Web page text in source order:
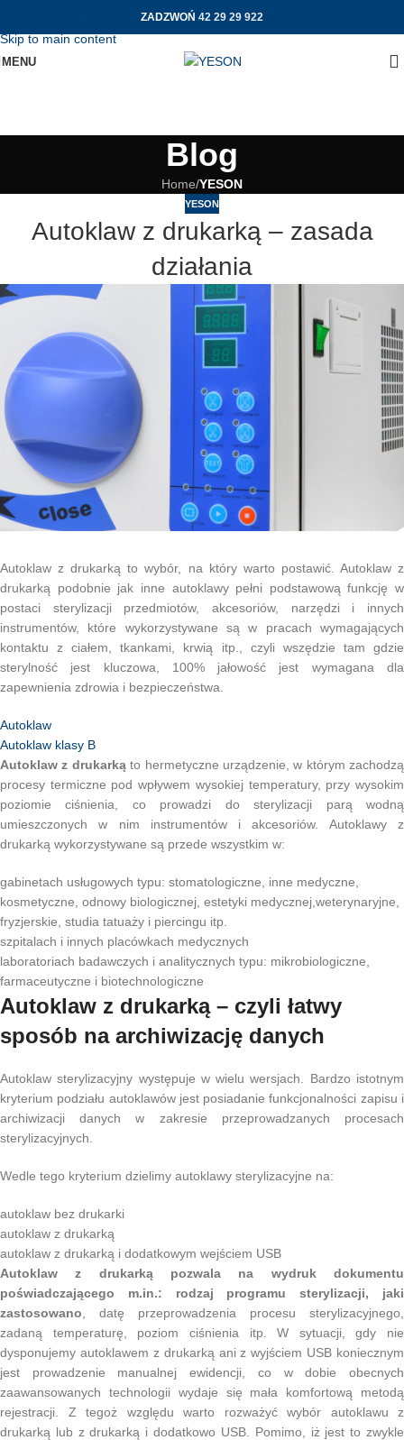
Skip to main content
ZADZWOŃ 42 29 29 922
MENU
Blog
Home/YESON
YESON
Autoklaw z drukarką – zasada
działania
Autoklaw z drukarką to wybór, na który warto postawić. Autoklaw z
drukarką podobnie jak inne autoklawy pełni podstawową funkcję w
postaci sterylizacji przedmiotów, akcesoriów, narzędzi i innych
instrumentów, które wykorzystywane są w pracach wymagających
kontaktu z ciałem, tkankami, krwią itp., czyli wszędzie tam gdzie
sterylność jest kluczowa, 100% jałowość jest wymagana dla
zapewnienia zdrowia i bezpieczeństwa.
Autoklaw
Autoklaw klasy B
Autoklaw z drukarkąto hermetyczne urządzenie, w którym zachodzą
procesy termiczne pod wpływem wysokiej temperatury, przy wysokim
poziomie ciśnienia, co prowadzi do sterylizacji parą wodną
umieszczonych w nim instrumentów i akcesoriów. Autoklawy z
drukarką wykorzystywane są przede wszystkim w:
gabinetach usługowych typu: stomatologiczne, inne medyczne,
kosmetyczne, odnowy biologicznej, estetyki medycznej,weterynaryjne,
fryzjerskie, studia tatuaży i piercingu itp.
szpitalach i innych placówkach medycznych
laboratoriach badawczych i analitycznych typu: mikrobiologiczne,
farmaceutyczne i biotechnologiczne
Autoklaw z drukarką – czyli łatwy
sposób na archiwizację danych
Autoklaw sterylizacyjny występuje w wielu wersjach. Bardzo istotnym
kryterium podziału autoklawów jest posiadanie funkcjonalności zapisu i
archiwizacji danych w zakresie przeprowadzanych procesach
sterylizacyjnych.
Wedle tego kryterium dzielimy autoklawy sterylizacyjne na:
autoklaw bez drukarki
autoklaw z drukarką
autoklaw z drukarką i dodatkowym wejściem USB
Autoklaw z drukarką pozwala na wydruk dokumentu
poświadczającego m.in.: rodzaj programu sterylizacji, jaki
zastosowano , datę przeprowadzenia procesu sterylizacyjnego,
zadaną temperaturę, poziom ciśnienia itp. W sytuacji, gdy nie
dysponujemy autoklawem z drukarką ani z wyjściem USB koniecznym
jest prowadzenie manualnej ewidencji, co w dobie obecnych
zaawansowanych technologii wydaje się mała komfortową metodą
rejestracji. Z tegoż względu warto rozważyć wybór autoklawu z
drukarką lub z drukarką i dodatkowo USB. Pomimo, iż jest to zwykle